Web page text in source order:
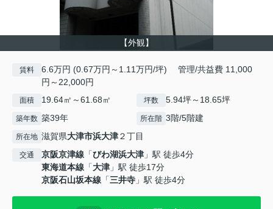
【外観】
賃料
6.6万円 (0.67万円～1.11万円/坪) 管理/共益費 11,000
円～22,000円
面積 19.64㎡～61.68㎡ 坪数 5.94坪～18.65坪
築年数 築39年 所在階 3階/5階建
所在地 滋賀県大津市浜大津２丁目
交通 京阪京津線 「びわ湖浜大津 」駅 徒歩4分
東海道本線 「大津 」駅 徒歩17分
京阪石山坂本線 「三井寺 」駅 徒歩4分